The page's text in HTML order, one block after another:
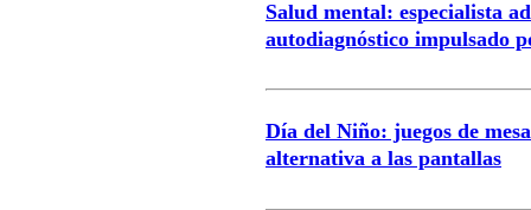
Salud mental: especialista
autodiagnóstico impulsado
Día del Niño: juegos de
alternativa a las pantallas